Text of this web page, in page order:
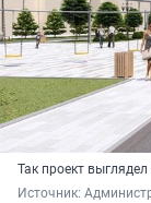
Так проект выглядел
Источник: